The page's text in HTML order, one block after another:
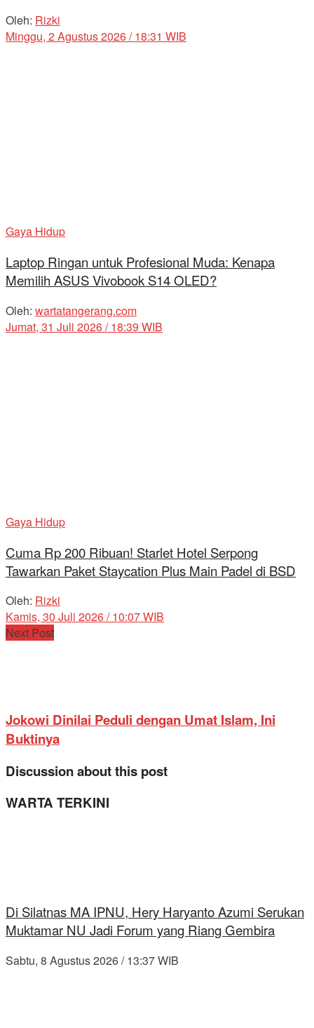
Oleh: Rizki
Minggu, 2 Agustus 2026 / 18:31 WIB
Gaya Hidup
Laptop Ringan untuk Profesional Muda: Kenapa
Memilih ASUS Vivobook S14 OLED?
Oleh: wartatangerang.com
Jumat, 31 Juli 2026 / 18:39 WIB
Gaya Hidup
Cuma Rp 200 Ribuan! Starlet Hotel Serpong
Tawarkan Paket Staycation Plus Main Padel di BSD
Oleh: Rizki
Kamis, 30 Juli 2026 / 10:07 WIB
Next Post
Jokowi Dinilai Peduli dengan Umat Islam, Ini
Buktinya
Discussion about this post
WARTA TERKINI
Di Silatnas MA IPNU, Hery Haryanto Azumi Serukan
Muktamar NU Jadi Forum yang Riang Gembira
Sabtu, 8 Agustus 2026 / 13:37 WIB